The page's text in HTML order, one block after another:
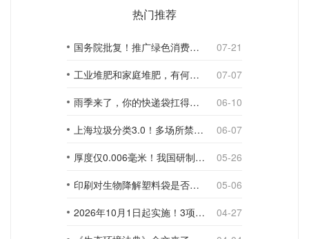
热门推荐
国务院批复！推广绿色消费，引导使用环保可降解包装材料
07-21
工业堆肥和家庭堆肥，有何不同？
07-07
雨季来了，你的快递袋扛得住吗？
06-10
上海垃圾分类3.0！多场所禁止使用一次性塑料袋；推动快递包装绿色转型
06-07
厚度仅0.006毫米！我国研制出超薄型全生物降解渗水地膜
05-26
印刷对生物降解塑料袋是否构成影响？
05-06
2026年10月1日起实施！3项生物降解能力检测新国标
04-27